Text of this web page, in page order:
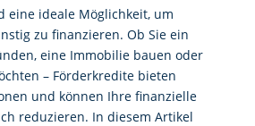
eine ideale Möglichkeit, um
zu finanzieren. Ob Sie ein
eine Immobilie bauen oder
– Förderkredite bieten
und können Ihre finanzielle
reduzieren. In diesem Artikel